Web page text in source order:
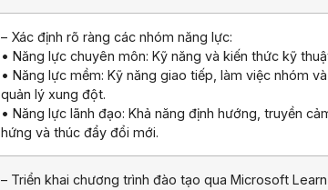
– Xác định rõ ràng các nhóm năng lực:
• Năng lực chuyên môn: Kỹ năng và kiến thức kỹ
• Năng lực mềm: Kỹ năng giao tiếp, làm việc nhóm và
quản lý xung đột.
• Năng lực lãnh đạo: Khả năng định hướng, truyền
hứng và thúc đẩy đổi mới.
– Triển khai chương trình đào tạo qua Microsoft Learn,